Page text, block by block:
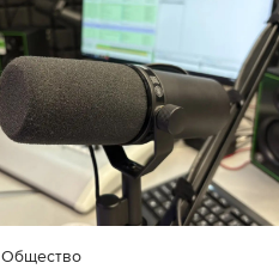
Общество